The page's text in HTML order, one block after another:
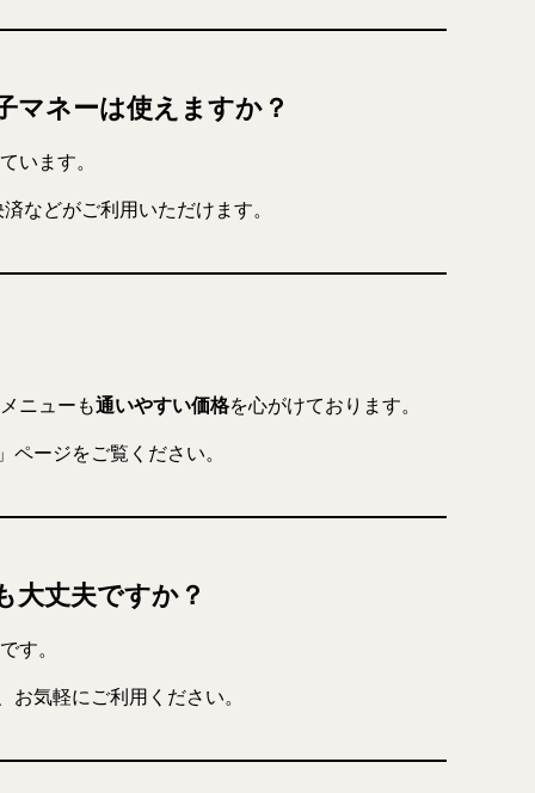
マネーは使えますか？
います。
などがご利用いただけます。
ニューも通いやすい価格を心がけております。
ページをご覧ください。
大丈夫ですか？
す。
気軽にご利用ください。